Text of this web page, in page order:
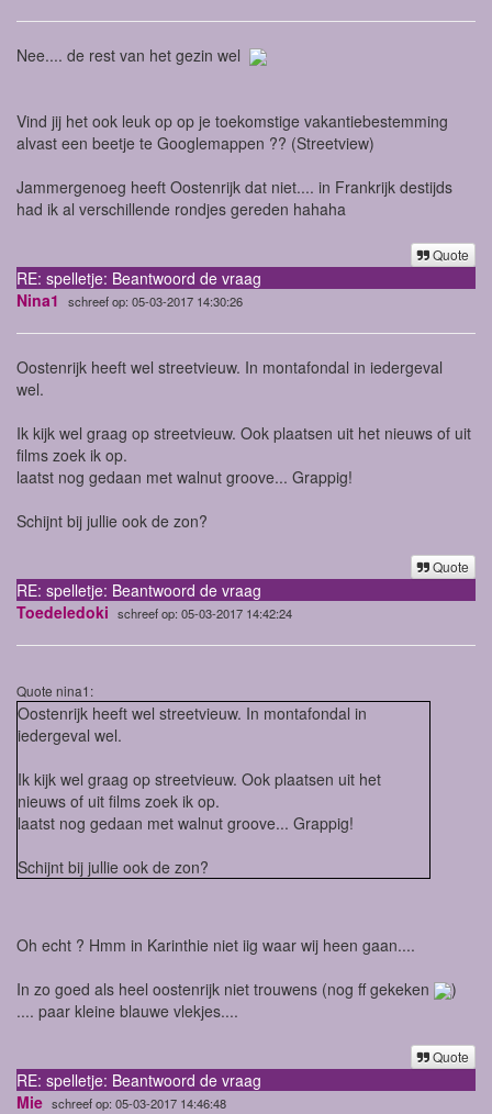
Nee.... de rest van het gezin wel
Vind jij het ook leuk op op je toekomstige vakantiebestemming
alvast een beetje te Googlemappen ?? (Streetview)
Jammergenoeg heeft Oostenrijk dat niet.... in Frankrijk destijds
had ik al verschillende rondjes gereden hahaha
Quote
RE: spelletje: Beantwoord de vraag
Nina1
schreef op: 05-03-2017 14:30:26
Oostenrijk heeft wel streetvieuw. In montafondal in iedergeval
wel.
Ik kijk wel graag op streetvieuw. Ook plaatsen uit het nieuws of uit
films zoek ik op.
laatst nog gedaan met walnut groove... Grappig!
Schijnt bij jullie ook de zon?
Quote
RE: spelletje: Beantwoord de vraag
Toedeledoki schreef op: 05-03-2017 14:42:24
Quote nina1:
Oostenrijk heeft wel streetvieuw. In montafondal in
iedergeval wel.
Ik kijk wel graag op streetvieuw. Ook plaatsen uit het
nieuws of uit films zoek ik op.
laatst nog gedaan met walnut groove... Grappig!
Schijnt bij jullie ook de zon?
Oh echt ? Hmm in Karinthie niet iig waar wij heen gaan....
In zo goed als heel oostenrijk niet trouwens (nog ff gekeken
)
.... paar kleine blauwe vlekjes....
Quote
RE: spelletje: Beantwoord de vraag
Mie schreef op: 05-03-2017 14:46:48